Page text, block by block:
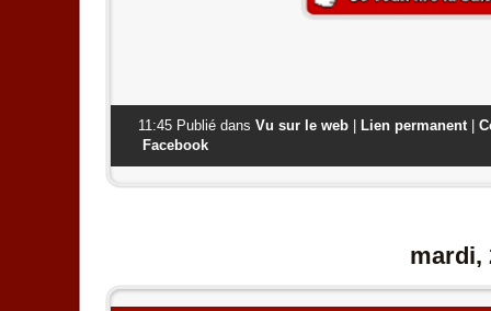
11:45 Publié dans Vu sur le web Lien permanent|
Facebook
mardi,